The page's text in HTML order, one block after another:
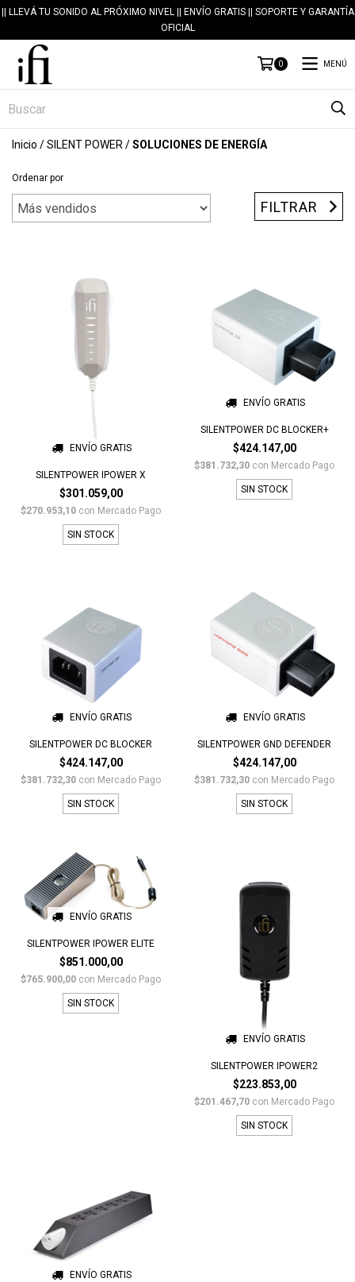
|| LLEVÁ TU SONIDO AL PRÓXIMO NIVEL || ENVÍO GRATIS || SOPORTE Y GARANTÍA
OFICIAL
0 MENÚ
Inicio /SILENT POWER /SOLUCIONES DE ENERGÍA
Ordenar por
FILTRAR
ENVÍO GRATIS
SILENTPOWER IPOWER X
$301.059,00
$270.953,10 con Mercado Pago
SIN STOCK
ENVÍO GRATIS
SILENTPOWER DC BLOCKER+
$424.147,00
$381.732,30 con Mercado Pago
SIN STOCK
ENVÍO GRATIS
SILENTPOWER DC BLOCKER
$424.147,00
$381.732,30 con Mercado Pago
SIN STOCK
ENVÍO GRATIS
SILENTPOWER GND DEFENDER
$424.147,00
$381.732,30 con Mercado Pago
SIN STOCK
ENVÍO GRATIS
SILENTPOWER IPOWER ELITE
$851.000,00
$765.900,00 con Mercado Pago
SIN STOCK
ENVÍO GRATIS
SILENTPOWER IPOWER2
$223.853,00
$201.467,70 con Mercado Pago
SIN STOCK
ENVÍO GRATIS